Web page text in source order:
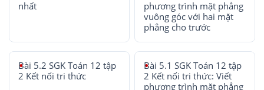
nhất
phương trình mặt phẳng
vuông góc với hai mặt
phẳng cho trước
Bài 5.2 SGK Toán 12 tập
2 Kết nối tri thức
Bài 5.1 SGK Toán 12 tập
2 Kết nối tri thức: Viết
phương trình mặt phẳng